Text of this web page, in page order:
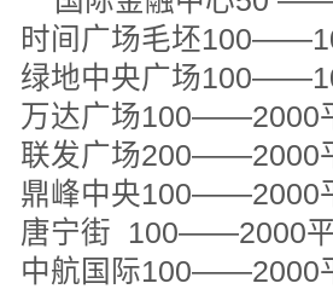
时间广场毛坯
绿地中央广场
万达广场
联发广场
鼎峰中央
唐宁街 100——2000
中航国际